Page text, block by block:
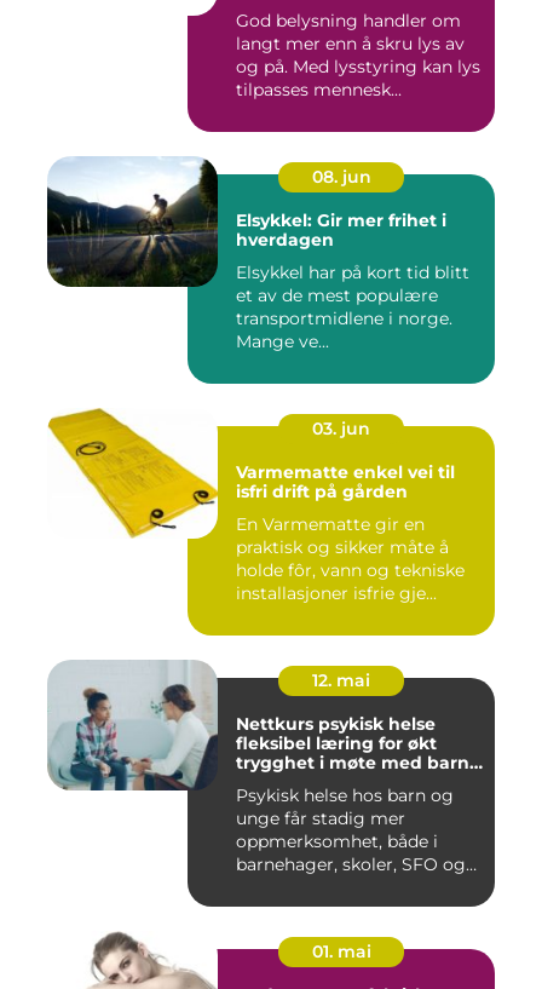
God belysning handler om
langt mer enn å skru lys av
og på. Med lysstyring kan lys
tilpasses mennesk...
08. jun
Elsykkel: Gir mer frihet i
hverdagen
Elsykkel har på kort tid blitt
et av de mest populære
transportmidlene i norge.
Mange ve...
03. jun
Varmematte enkel vei til
isfri drift på gården
En Varmematte gir en
praktisk og sikker måte å
holde fôr, vann og tekniske
installasjoner isfrie gje...
12. mai
Nettkurs psykisk helse
fleksibel læring for økt
trygghet i møte med barn
Psykisk helse hos barn og
unge får stadig mer
oppmerksomhet, både i
barnehager, skoler, SFO og
01. mai